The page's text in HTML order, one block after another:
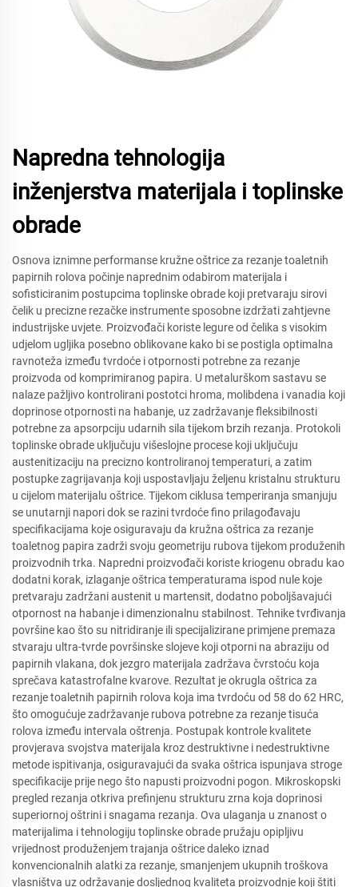
Napredna tehnologija
inženjerstva materijala i toplinske
obrade
Osnova iznimne performanse kružne oštrice za rezanje toaletnih
papirnih rolova počinje naprednim odabirom materijala i
sofisticiranim postupcima toplinske obrade koji pretvaraju sirovi
čelik u precizne rezačke instrumente sposobne izdržati zahtjevne
industrijske uvjete. Proizvođači koriste legure od čelika s visokim
udjelom ugljika posebno oblikovane kako bi se postigla optimalna
ravnoteža između tvrdoće i otpornosti potrebne za rezanje
proizvoda od komprimiranog papira. U metalurškom sastavu se
nalaze pažljivo kontrolirani postotci hroma, molibdena i vanadia koji
doprinose otpornosti na habanje, uz zadržavanje fleksibilnosti
potrebne za apsorpciju udarnih sila tijekom brzih rezanja. Protokoli
toplinske obrade uključuju višeslojne procese koji uključuju
austenitizaciju na precizno kontroliranoj temperaturi, a zatim
postupke zagrijavanja koji uspostavljaju željenu kristalnu strukturu
u cijelom materijalu oštrice. Tijekom ciklusa temperiranja smanjuju
se unutarnji napori dok se razini tvrdoće fino prilagođavaju
specifikacijama koje osiguravaju da kružna oštrica za rezanje
toaletnog papira zadrži svoju geometriju rubova tijekom produženih
proizvodnih trka. Napredni proizvođači koriste kriogenu obradu kao
dodatni korak, izlaganje oštrica temperaturama ispod nule koje
pretvaraju zadržani austenit u martensit, dodatno poboljšavajući
otpornost na habanje i dimenzionalnu stabilnost. Tehnike tvrđivanja
površine kao što su nitridiranje ili specijalizirane primjene premaza
stvaraju ultra-tvrde površinske slojeve koji otporni na abraziju od
papirnih vlakana, dok jezgro materijala zadržava čvrstoću koja
sprečava katastrofalne kvarove. Rezultat je okrugla oštrica za
rezanje toaletnih papirnih rolova koja ima tvrdoću od 58 do 62 HRC,
što omogućuje zadržavanje rubova potrebne za rezanje tisuća
rolova između intervala oštrenja. Postupak kontrole kvalitete
provjerava svojstva materijala kroz destruktivne i nedestruktivne
metode ispitivanja, osiguravajući da svaka oštrica ispunjava stroge
specifikacije prije nego što napusti proizvodni pogon. Mikroskopski
pregled rezanja otkriva prefinjenu strukturu zrna koja doprinosi
superiornoj oštrini i snagama rezanja. Ova ulaganja u znanost o
materijalima i tehnologiju toplinske obrade pružaju opipljivu
vrijednost produženjem trajanja oštrice daleko iznad
konvencionalnih alatki za rezanje, smanjenjem ukupnih troškova
vlasništva uz održavanje dosljednog kvaliteta proizvodnje koji štiti